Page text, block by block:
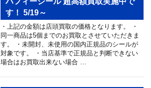
す！ 5/19～
・上記の金額は店頭買取の価格となります。 ・
同一商品は5個までのお買取とさせていただきま
す。 ・未開封、未使用の国内正規品のシールが
対象です。 ・当店基準で正規品と判断できない
場合はお買取出来ない場合 …